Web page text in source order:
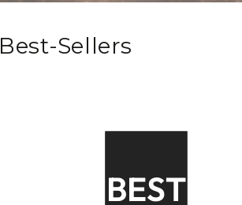
Best-Sellers
BEST